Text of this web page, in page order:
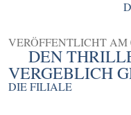
VERÖFFENTLICHT AM
DEN
VERGEBLICH
DIE FILIALE